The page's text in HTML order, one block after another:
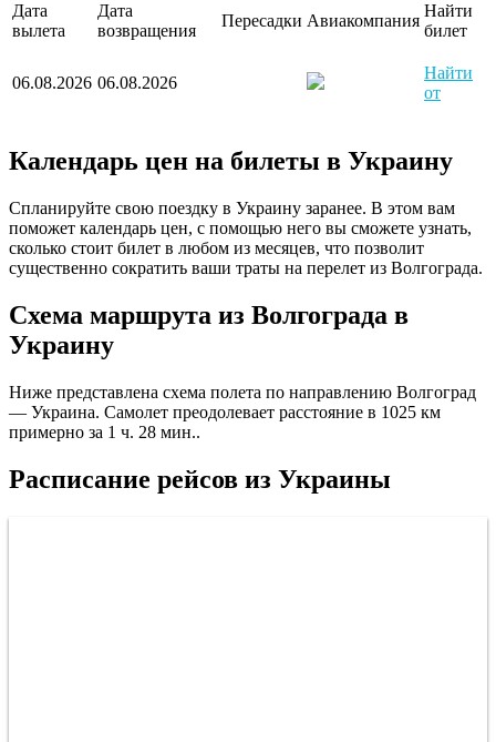
Дата
вылета
Дата
возвращения
Пересадки Авиакомпания
Найти
билет
06.08.2026 06.08.2026
Найти
от
Календарь цен на билеты в Украину
Спланируйте свою поездку в Украину заранее. В этом вам
поможет календарь цен, с помощью него вы сможете узнать,
сколько стоит билет в любом из месяцев, что позволит
существенно сократить ваши траты на перелет из Волгограда.
Схема маршрута из Волгограда в
Украину
Ниже представлена схема полета по направлению Волгоград
— Украина. Самолет преодолевает расстояние в 1025 км
примерно за 1 ч. 28 мин..
Расписание рейсов из Украины